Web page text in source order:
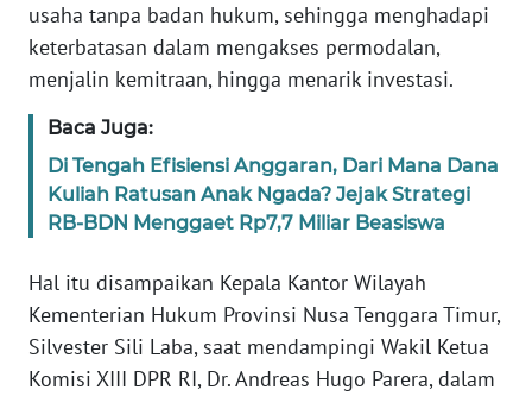
usaha tanpa badan hukum, sehingga menghadapi
keterbatasan dalam mengakses permodalan,
menjalin kemitraan, hingga menarik investasi.
Baca Juga:
Di Tengah Efisiensi Anggaran, Dari Mana Dana
Kuliah Ratusan Anak Ngada? Jejak Strategi
RB-BDN Menggaet Rp7,7 Miliar Beasiswa
Hal itu disampaikan Kepala Kantor Wilayah
Kementerian Hukum Provinsi Nusa Tenggara Timur,
Silvester Sili Laba, saat mendampingi Wakil Ketua
Komisi XIII DPR RI, Dr. Andreas Hugo Parera, dalam
JABAR
WN
WN
NTT
WN
KEPRI
WN